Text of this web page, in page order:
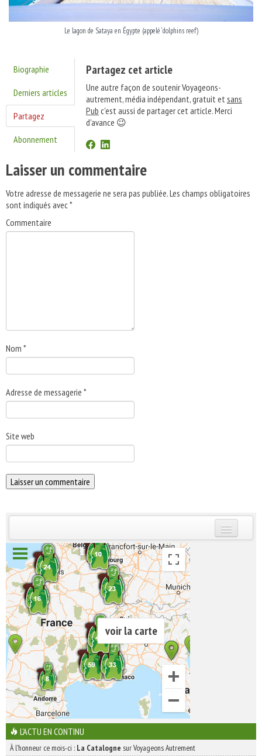
Le lagon de Sataya en Égypte (appelé ‘dolphins reef’)
Biographie
Derniers articles
Partagez
Abonnement
Partagez cet article
Une autre façon de soutenir Voyageons-
autrement, média indépendant, gratuit etsans
Pub c'est aussi de partager cet article. Merci
d'avance 😉
Laisser un commentaire
Votre adresse de messagerie ne sera pas publiée.Les champs obligatoires
sont indiqués avec*
Commentaire
Nom *
Adresse de messagerie *
Site web
INSCRIVEZ-VOUS | ABONNEZ-VOUS
voir la carte
L'ACTU EN CONTINU
À l'honneur ce mois-ci : La Catalogne sur Voyageons Autrement